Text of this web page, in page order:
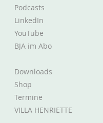
Podcasts
LinkedIn
YouTube
BJA im Abo
Downloads
Shop
Termine
VILLA HENRIETTE